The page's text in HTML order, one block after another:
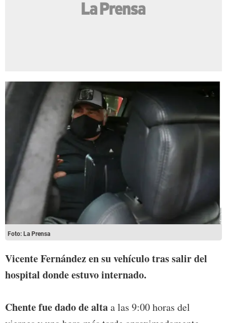
Foto: La Prensa
Vicente Fernández en suvehículo tras salir del
hospital donde estuvo internado.
Chentefue dado de altaa las 9:00 horas del